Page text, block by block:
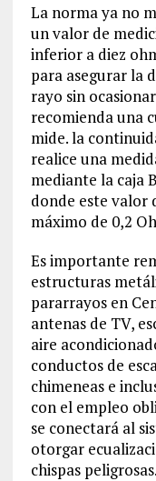
La norma ya no
un valor de
inferior a diez
para asegurar la
rayo sin
recomienda una
mide. la
realice una
mediante la caja
donde este valor
máximo de 0,2
Es importante
estructuras
pararrayos en
antenas de TV,
aire
conductos de
chimeneas e
con el empleo
se conectará al
otorgar
chispas peligrosas.